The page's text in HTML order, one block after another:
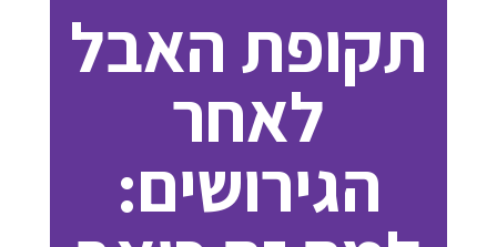
תקופת האבל
לאחר
הגירושים: